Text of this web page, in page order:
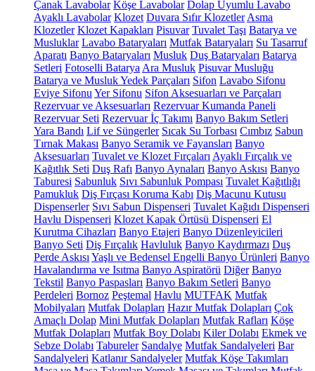
Çanak Lavabolar Köşe Lavabolar Dolap Uyumlu Lavabo
Ayaklı Lavabolar Klozet Duvara Sıfır Klozetler Asma
Klozetler Klozet Kapakları Pisuvar Tuvalet Taşı Batarya ve
Musluklar Lavabo Bataryaları Mutfak Bataryaları Su Tasarruf
Aparatı Banyo Bataryaları Musluk Duş Bataryaları Batarya
Setleri Fotoselli Batarya Ara Musluk Pisuvar Musluğu
Batarya ve Musluk Yedek Parçaları Sifon Lavabo Sifonu
Eviye Sifonu Yer Sifonu Sifon Aksesuarları ve Parçaları
Rezervuar ve Aksesuarları Rezervuar Kumanda Paneli
Rezervuar Seti Rezervuar İç Takımı Banyo Bakım Setleri
Yara Bandı Lif ve Süngerler Sıcak Su Torbası Cımbız Sabun
Tırnak Makası Banyo Seramik ve Fayansları Banyo
Aksesuarları Tuvalet ve Klozet Fırçaları Ayaklı Fırçalık ve
Kağıtlık Seti Duş Rafı Banyo Aynaları Banyo Askısı Banyo
Taburesi Sabunluk Sıvı Sabunluk Pompası Tuvalet Kağıtlığı
Pamukluk Diş Fırçası Koruma Kabı Diş Macunu Kutusu
Dispenserler Sıvı Sabun Dispenseri Tuvalet Kağıdı Dispenseri
Havlu Dispenseri Klozet Kapak Örtüsü Dispenseri El
Kurutma Cihazları Banyo Etajeri Banyo Düzenleyicileri
Banyo Seti Diş Fırçalık Havluluk Banyo Kaydırmazı Duş
Perde Askısı Yaşlı ve Bedensel Engelli Banyo Ürünleri Banyo
Havalandırma ve Isıtma Banyo Aspiratörü Diğer Banyo
Tekstil Banyo Paspasları Banyo Bakım Setleri Banyo
Perdeleri Bornoz Peştemal Havlu MUTFAK Mutfak
Mobilyaları Mutfak Dolapları Hazır Mutfak Dolapları Çok
Amaçlı Dolap Mini Mutfak Dolapları Mutfak Rafları Köşe
Mutfak Dolapları Mutfak Boy Dolabı Kiler Dolabı Ekmek ve
Sebze Dolabı Tabureler Sandalye Mutfak Sandalyeleri Bar
Sandalyeleri Katlanır Sandalyeler Mutfak Köşe Takımları